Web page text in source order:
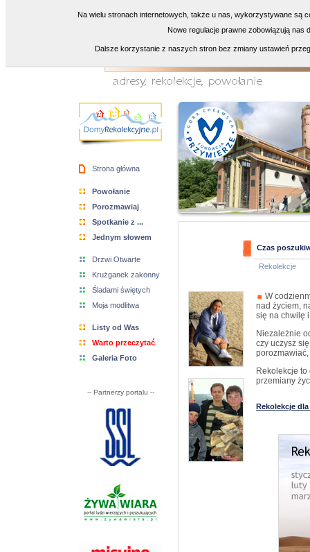
Strona główna
Powołanie
Porozmawiaj
Spotkanie z ...
Jednym słowem
Drzwi Otwarte
Krużganek zakonny
Śladami świętych
Moja modlitwa
Listy od Was
Warto przeczytać
Galeria Foto
-- Partnerzy portalu --
Czas
Rekolekcje
W
nad życiem,
się na chwilę
Niezależnie
czy uczysz
porozmawiać,
Rekolekcje
przemiany
Rekolekcje dla
Na wielu stronach internetowych, także u nas, wykorzystywane są
Nowe regulacje prawne zobowiązują nas
Dalsze korzystanie z naszych stron bez zmiany ustawień